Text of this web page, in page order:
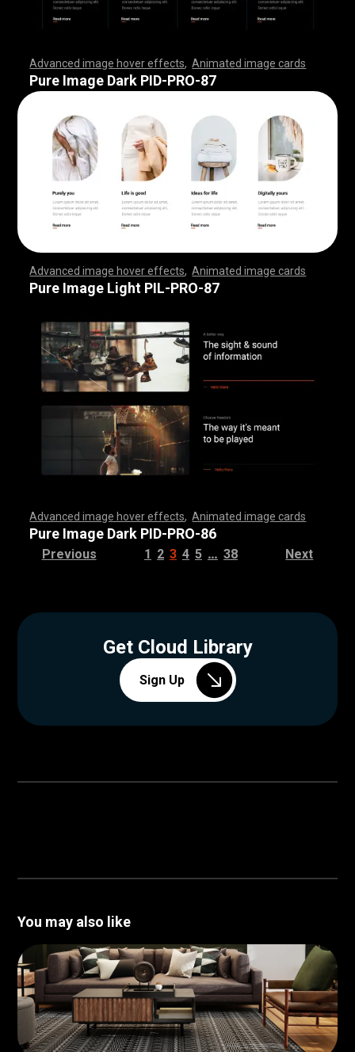
Advanced image hover effects ,Animated image cards
,,,,,,,,,,,,,,,,,,,,,,,,,,,,,,,,, ,,,,,,,,,,,,,,,,,,,,,,,,,
,,,,,,,,,,,,,,,,,,,,,,,,,,,,,,,,, ,,,,,,,,,,,,,,,,,,,,,,,,,
,,,,,,,,,,,,,,,,,,,,,,,,,,,,,,,,, ,,,,,,,,,,,,,,,,,,,,,,,
Pure Image Dark PID-PRO-87
Advanced image hover effects ,Animated image cards
,,,,,,,,,,,,,,,,,,,,,,,,,,,,,,,,, ,,,,,,,,,,,,,,,,,,,,,,,,,
,,,,,,,,,,,,,,,,,,,,,,,,,,,,,,,,, ,,,,,,,,,,,,,,,,,,,,,,,,,
,,,,,,,,,,,,,,,,,,,,,,,,,,,,,,,,, ,,,,,,,,,,,,,,,,,,,,,,,
Pure Image Light PIL-PRO-87
Advanced image hover effects ,Animated image cards
,,,,,,,,,,,,,,,,,,,,,,,,,,,,,,,,, ,,,,,,,,,,,,,,,,,,,,,,,,,
,,,,,,,,,,,,,,,,,,,,,,,,,,,,,,,,, ,,,,,,,,,,,,,,,,,,,,,,,,,
,,,,,,,,,,,,,,,,,,,,,,,,,,,,,,,,, ,,,,,,,,,,,,,,,,,,,,,,,
Pure Image Dark PID-PRO-86
Previous 1 2 3 4 5 … 38 Next
Get Cloud Library
Sign Up
You may also like